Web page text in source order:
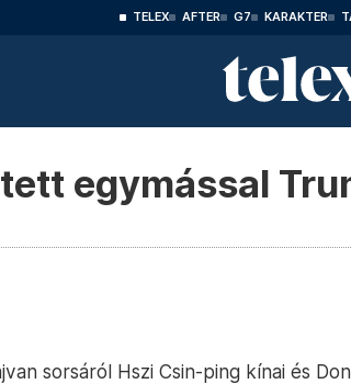
TELEX AFTER G7 KARAKTER
egymással
sorsáról Hszi Csin-ping kínai és